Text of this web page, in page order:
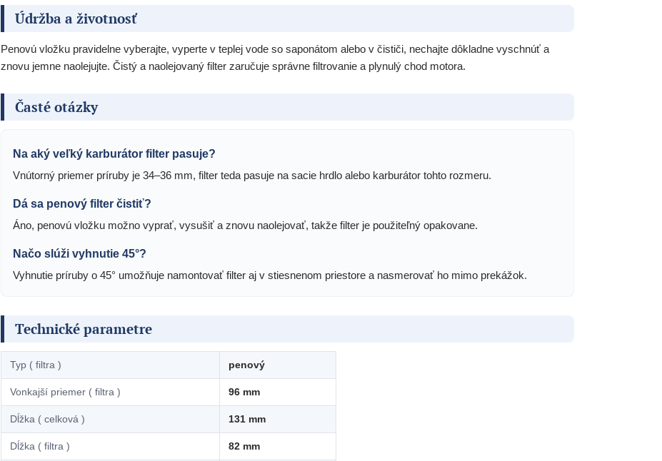
Údržba a životnosť
Penovú vložku pravidelne vyberajte, vyperte v teplej vode so saponátom alebo v čističi, nechajte dôkladne vyschnúť a
znovu jemne naolejujte. Čistý a naolejovaný filter zaručuje správne filtrovanie a plynulý chod motora.
Časté otázky
Na aký veľký karburátor filter pasuje?
Vnútorný priemer príruby je 34–36 mm, filter teda pasuje na sacie hrdlo alebo karburátor tohto rozmeru.
Dá sa penový filter čistiť?
Áno, penovú vložku možno vyprať, vysušiť a znovu naolejovať, takže filter je použiteľný opakovane.
Načo slúži vyhnutie 45°?
Vyhnutie príruby o 45° umožňuje namontovať filter aj v stiesnenom priestore a nasmerovať ho mimo prekážok.
Technické parametre
Typ ( filtra ) penový
Vonkajší priemer ( filtra ) 96 mm
Dĺžka ( celková ) 131 mm
Dĺžka ( filtra ) 82 mm